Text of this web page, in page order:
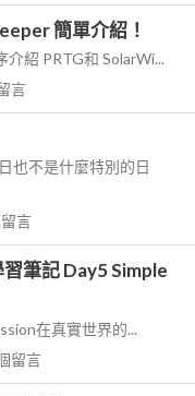
簡單介紹！
紹 PRTG和 SolarWi...
言
也不是什麼特別的日
言
筆記 Day5 Simple
在真實世界的...
留言